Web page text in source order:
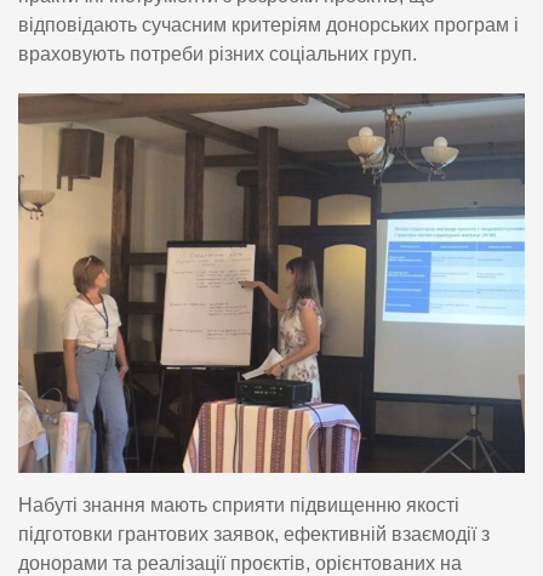
відповідають сучасним критеріям донорських програм і
враховують потреби різних соціальних груп.
Набуті знання мають сприяти підвищенню якості
підготовки грантових заявок, ефективній взаємодії з
донорами та реалізації проєктів, орієнтованих на